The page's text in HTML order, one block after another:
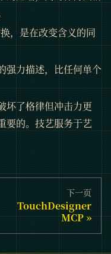
，是在改变含义的同
强力描述，比任何单个
坏了格律但冲击力更
要的。技艺服务于艺
下一页
TouchDesigner
MCP